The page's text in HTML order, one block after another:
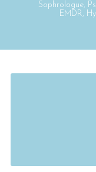
Sophrologue,
EMDR,